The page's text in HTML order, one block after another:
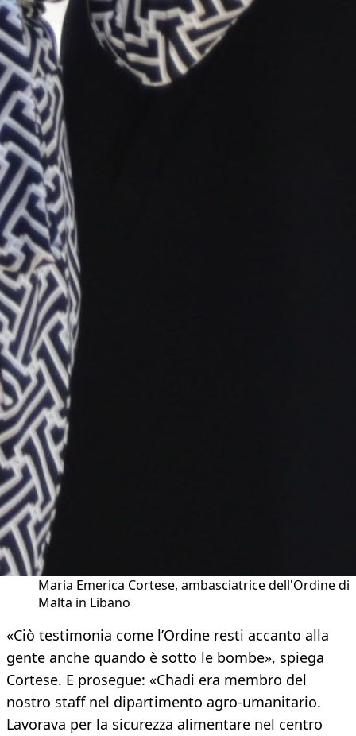
Maria Emerica Cortese, ambasciatrice dell'Ordine di
Malta in Libano
«Ciò testimonia come l’Ordine resti accanto alla
gente anche quando è sotto le bombe», spiega
Cortese. E prosegue: «Chadi era membro del
nostro staff nel dipartimento agro-umanitario.
Lavorava per la sicurezza alimentare nel centro